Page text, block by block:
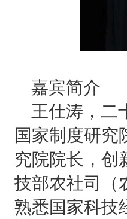
嘉宾简介
王仕涛，二
国家制度研究
究院院长，创
技部农社司（
熟悉国家科技